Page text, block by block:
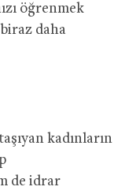
öğrenmek
daha
kadınların
de idrar